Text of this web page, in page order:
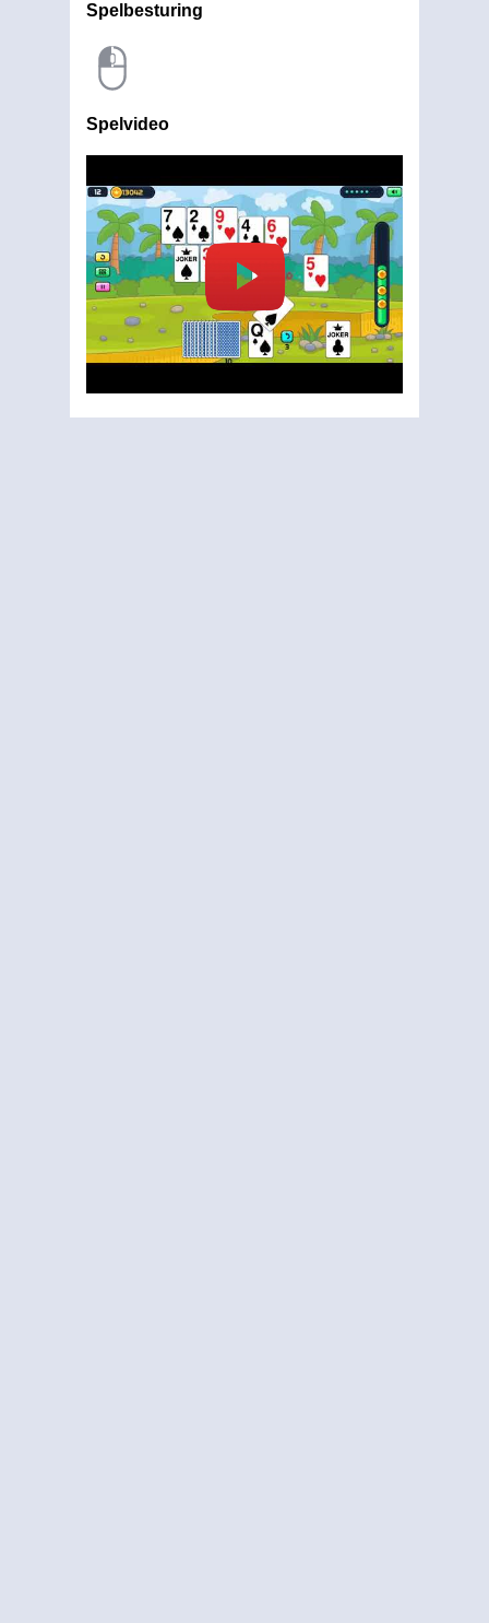
Spelbesturing
Spelvideo